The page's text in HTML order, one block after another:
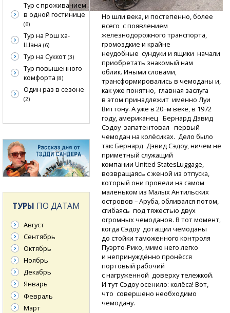
Но шли века, и постепенно, более
всего с появлением
железнодорожного транспорта,
громоздкие и крайне
неудобные сундуки и ящики начали
приобретать знакомый нам
облик. Иными словами,
трансформировались в чемоданы и,
как уже понятно, главная заслуга
в этом принадлежит именно Луи
Виттону. А уже в 20−м веке, в 1972
году, американец Бернард Дэвид
Сэдоу запатентовал первый
чемодан на колёсиках. Дело было
так: Бернард Дэвид Сэдоу, ничем не
приметный служащий
компании United StatesLuggage,
возвращаясь с женой из отпуска,
который они провели на самом
маленьком из Малых Антильских
островов – Аруба, обливался потом,
сгибаясь под тяжестью двух
огромных чемоданов. В тот момент,
когда Сэдоу дотащил чемоданы
до стойки таможенного контроля
Пуэрто-Рико,мимо него легко
и непринуждённо пронёсся
портовый рабочий
с нагруженной доверху тележкой.
И тут Сэдоу осенило: колёса! Вот,
что совершено необходимо
чемодану.
Тур с проживанием
в одной гостинице
(6)
Тур на Рош ха-
Шана (6)
Тур на Суккот (3)
Тур повышенного
комфорта (8)
Один раз в сезоне
(2)
ТУРЫ ПО ДАТАМ
Август
Сентябрь
Октябрь
Ноябрь
Декабрь
Январь
Февраль
Март